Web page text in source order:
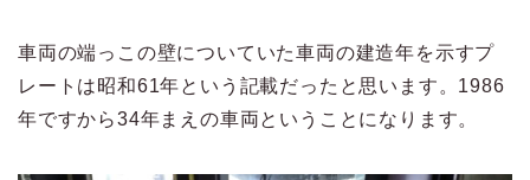
車両の端っこの壁についていた車両の建造年を示すプ
レートは昭和61年という記載だったと思います。1986
年ですから34年まえの車両ということになります。